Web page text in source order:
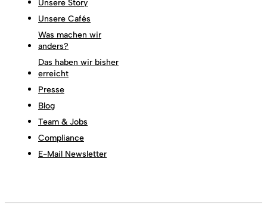
Unsere Story
Unsere Cafés
Was machen wir
anders?
Das haben wir bisher
erreicht
Presse
Blog
Team & Jobs
Compliance
E-Mail Newsletter